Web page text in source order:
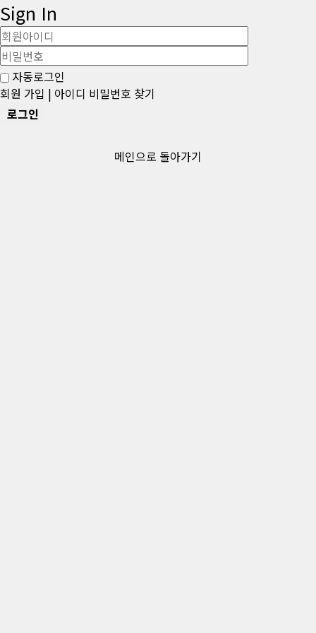
Sign In
Username
Password
자동로그인
회원 가입 | 아이디 비밀번호 찾기
메인으로 돌아가기